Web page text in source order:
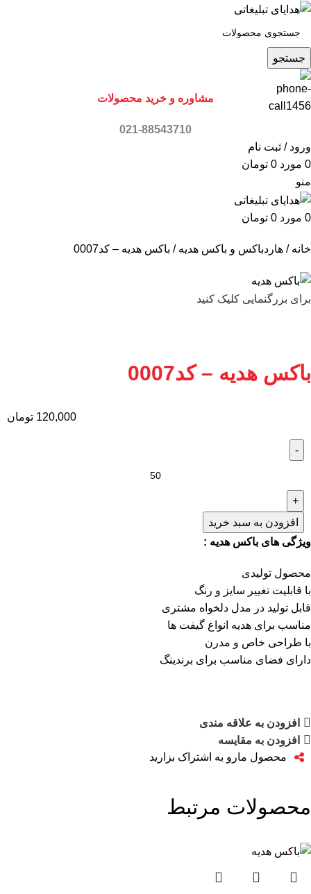
جستجو
مشاوره و خرید محصولات
021-88543710
ورود / ثبت نام
0 مورد 0 تومان
منو
0 مورد 0 تومان
خانه هاردباکس و باکس هدیه باکس هدیه – کد0007
برای بزرگنمایی کلیک کنید
باکس هدیه – کد0007
120,000 تومان
افزودن به سبد خرید
ویژگی های باکس هدیه :
محصول تولیدی
با قابلیت تغییر سایز و رنگ
قابل تولید در مدل دلخواه مشتری
مناسب برای هدیه انواع گیفت ها
با طراحی خاص و مدرن
دارای فضای مناسب برای برندینگ
افزودن به علاقه مندی
افزودن به مقایسه
محصول مارو به اشتراک بزارید
محصولات مرتبط